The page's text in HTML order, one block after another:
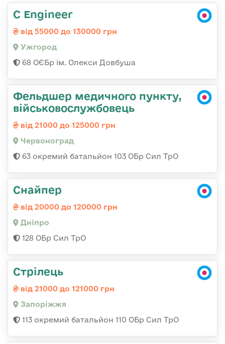
C Engineer
від 55000 до 130000 грн
Ужгород
68 ОЄБр ім. Олекси Довбуша
Фельдшер медичного пункту,
військовослужбовець
від 21000 до 125000 грн
Червоноград
63 окремий батальйон 103 ОБр Сил ТрО
Снайпер
від 20000 до 120000 грн
Дніпро
128 ОБр Сил ТрО
Стрілець
від 21000 до 121000 грн
Запоріжжя
113 окремий батальйон 110 ОБр Сил ТрО